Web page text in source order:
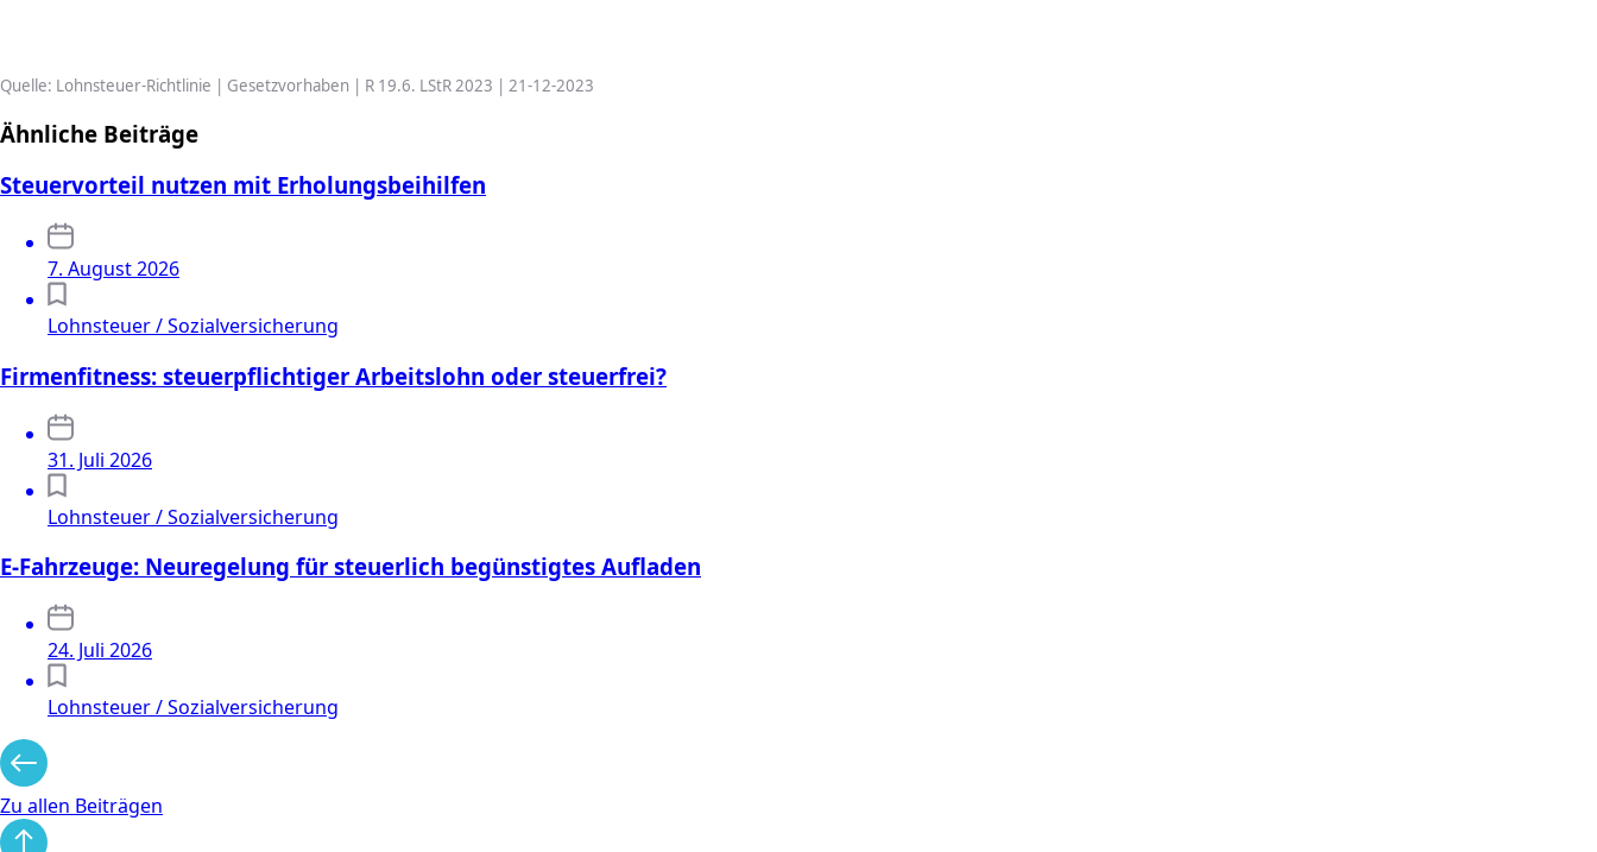
Quelle: Lohnsteuer-Richtlinie | Gesetzvorhaben | R 19.6. LStR 2023 | 21-12-2023
Ähnliche Beiträge
Steuervorteil nutzen mit Erholungsbeihilfen
7. August 2026
Lohnsteuer / Sozialversicherung
Firmenfitness: steuerpflichtiger Arbeitslohn oder steuerfrei?
31. Juli 2026
Lohnsteuer / Sozialversicherung
E-Fahrzeuge: Neuregelung für steuerlich begünstigtes Aufladen
24. Juli 2026
Lohnsteuer / Sozialversicherung
Zu allen Beiträgen